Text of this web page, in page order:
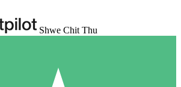
Shwe Chit Thu